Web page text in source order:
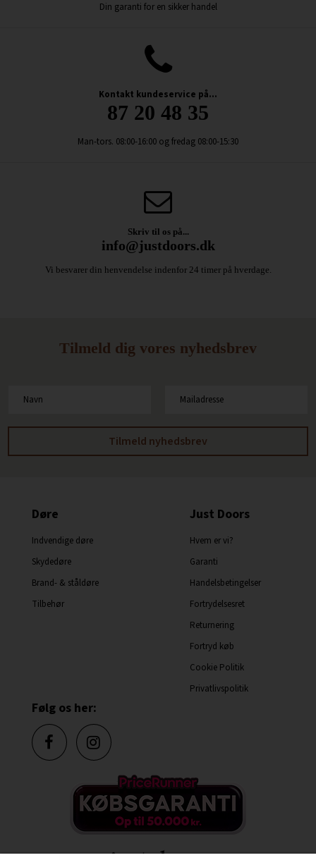
Din garanti for en sikker handel
Kontakt kundeservice på...
87 20 48 35
Man-tors. 08:00-16:00 og fredag 08:00-15:30
Skriv til os på...
info@justdoors.dk
Vi besvarer din henvendelse indenfor 24 timer på hverdage.
Tilmeld dig vores nyhedsbrev
Døre
Indvendige døre
Skydedøre
Brand- & ståldøre
Tilbehør
Just Doors
Hvem er vi?
Garanti
Handelsbetingelser
Fortrydelsesret
Returnering
Fortryd køb
Cookie Politik
Privatlivspolitik
Følg os her: